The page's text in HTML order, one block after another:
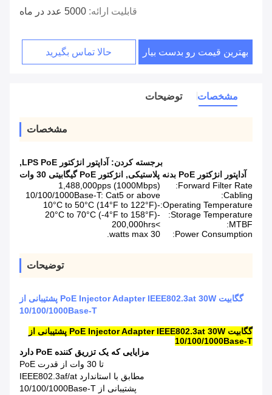
قابلیت ارائه: 5000 عدد در ماه
بهترین قیمت رو بدست بیار حالا تماس بگیرید
مشخصات توضیحات
مشخصات
برجسته کردن: آداپتور انژکتور LPS PoE
,
آداپتور انژکتور PoE بدنه پلاستیکی
, انژکتور PoE گیگابیتی 30 وات
Forward Filter Rate:
1,488,000pps (1000Mbps)
Cabling:
10/100/1000Base-T: Cat5 or above
Operating Temperature:
-10°C to 50°C (14°F to 122°F)
Storage Temperature:
-20°C to 70°C (-4°F to 158°F)
MTBF:
>200,000hrs
Power Consumption:
30 watts max.
توضیحات
گگابیت PoE Injector Adapter IEEE802.3at 30W پشتیبانی از
10/100/1000Base-T
گگابیت PoE Injector Adapter IEEE802.3at 30W پشتیبانی از
10/100/1000Base-T
مزایایی که یک تزریق کننده PoE دارد
تا 30 وات از قدرت PoE
مطابق با استاندارد IEEE802.3af/at
پشتیبانی از 10/100/1000Base-T